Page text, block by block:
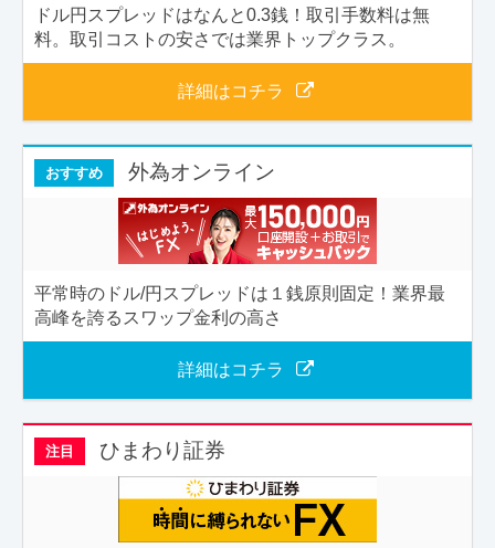
ドル円スプレッドはなんと0.3銭！取引手数料は無
料。取引コストの安さでは業界トップクラス。
詳細はコチラ
おすすめ 外為オンライン
平常時のドル/円スプレッドは１銭原則固定！業界最
高峰を誇るスワップ金利の高さ
詳細はコチラ
注目 ひまわり証券